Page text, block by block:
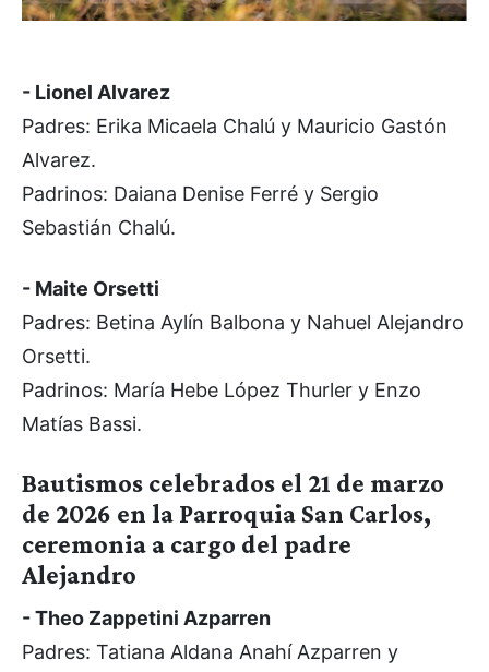
- Lionel Alvarez
Padres: Erika Micaela Chalú y Mauricio Gastón
Alvarez.
Padrinos: Daiana Denise Ferré y Sergio
Sebastián Chalú.
- Maite Orsetti
Padres: Betina Aylín Balbona y Nahuel Alejandro
Orsetti.
Padrinos: María Hebe López Thurler y Enzo
Matías Bassi.
Bautismos celebrados el 21 de marzo
de 2026 en la Parroquia San Carlos,
ceremonia a cargo del padre
Alejandro
- Theo Zappetini Azparren
Padres: Tatiana Aldana Anahí Azparren y